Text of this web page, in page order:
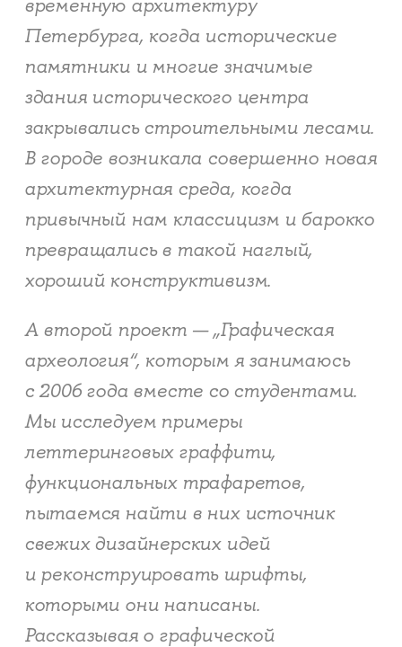
временную архитектуру
Петербурга, когда исторические
памятники и многие значимые
здания исторического центра
закрывались строительными лесами.
В городе возникала совершенно новая
архитектурная среда, когда
привычный нам классицизм и барокко
превращались в такой наглый,
хороший конструктивизм.
А второй проект — „Графическая
археология“, которым я занимаюсь
с 2006 года вместе со студентами.
Мы исследуем примеры
леттеринговых граффити,
функциональных трафаретов,
пытаемся найти в них источник
свежих дизайнерских идей
и реконструировать шрифты,
которыми они написаны.
Рассказывая о графической